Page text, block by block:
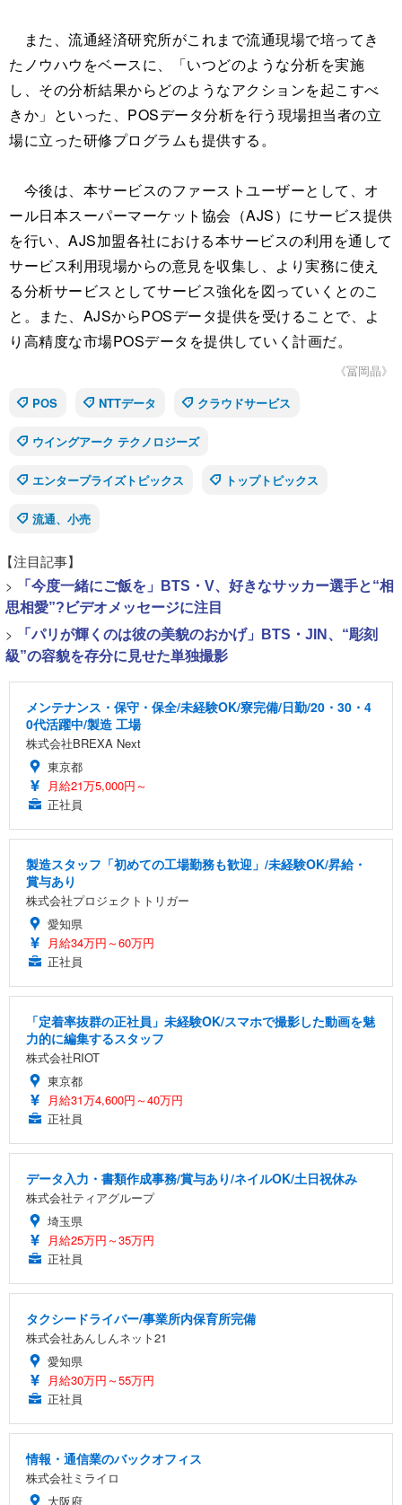
また、流通経済研究所がこれまで流通現場で培ってき
たノウハウをベースに、「いつどのような分析を実施
し、その分析結果からどのようなアクションを起こすべ
きか」といった、POSデータ分析を行う現場担当者の立
場に立った研修プログラムも提供する。
今後は、本サービスのファーストユーザーとして、オ
ール日本スーパーマーケット協会（AJS）にサービス提供
を行い、AJS加盟各社における本サービスの利用を通して
サービス利用現場からの意見を収集し、より実務に使え
る分析サービスとしてサービス強化を図っていくとのこ
と。また、AJSからPOSデータ提供を受けることで、よ
り高精度な市場POSデータを提供していく計画だ。
《冨岡晶》
POS
NTTデータ クラウドサービス
ウイングアーク テクノロジーズ
エンタープライズトピックス トップトピックス
流通、小売
【注目記事】
>
「今度一緒にご飯を」BTS・V、好きなサッカー選手と“相
思相愛”?ビデオメッセージに注目
>
「パリが輝くのは彼の美貌のおかげ」BTS・JIN、“彫刻
級”の容貌を存分に見せた単独撮影
メンテナンス・保守・保全/未経験OK/寮完備/日勤/20・30・4
0代活躍中/製造 工場
株式会社BREXA Next
東京都
月給21万5,000円～
正社員
製造スタッフ「初めての工場勤務も歓迎」/未経験OK/昇給・
賞与あり
株式会社プロジェクトトリガー
愛知県
月給34万円～60万円
正社員
「定着率抜群の正社員」未経験OK/スマホで撮影した動画を魅
力的に編集するスタッフ
株式会社RIOT
東京都
月給31万4,600円～40万円
正社員
データ入力・書類作成事務/賞与あり/ネイルOK/土日祝休み
株式会社ティアグループ
埼玉県
月給25万円～35万円
正社員
タクシードライバー/事業所内保育所完備
株式会社あんしんネット21
愛知県
月給30万円～55万円
正社員
情報・通信業のバックオフィス
株式会社ミライロ
大阪府